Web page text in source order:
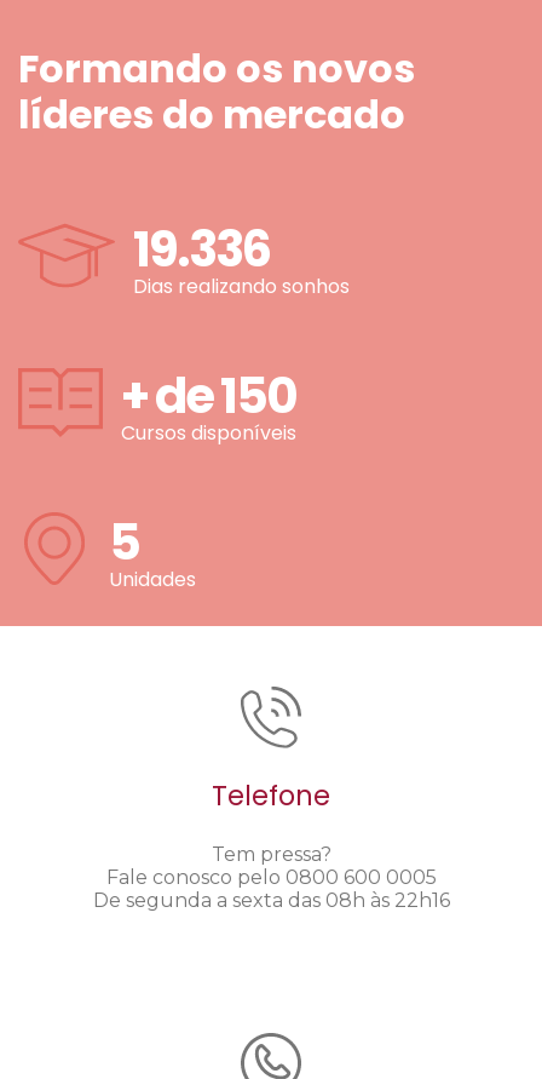
Formando os novos
líderes do mercado
19.336
Dias realizando sonhos
+ de150
Cursos disponíveis
5
Unidades
Telefone
Tem pressa?
Fale conosco pelo 0800 600 0005
De segunda a sexta das 08h às 22h16